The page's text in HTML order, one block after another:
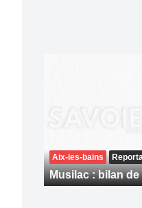
Aix-les-bains
Musilac : bilan